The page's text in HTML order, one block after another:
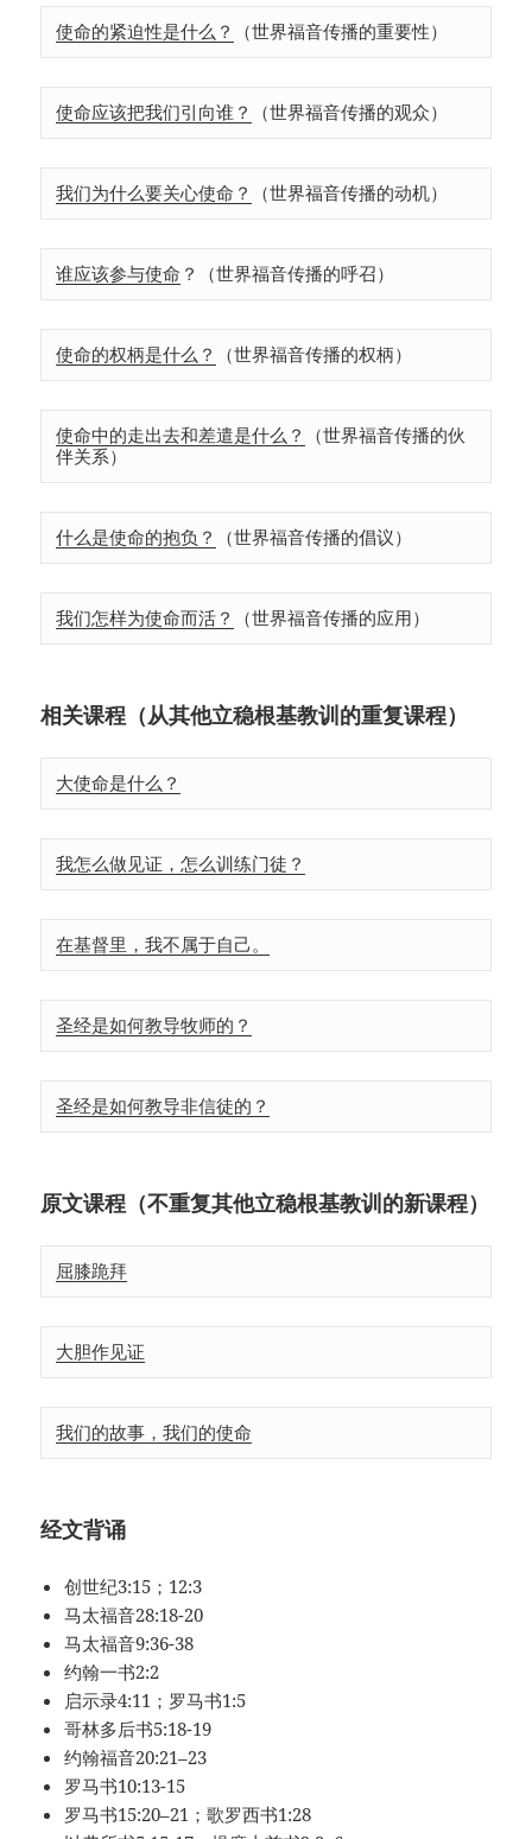
使命的紧迫性是什么？ （世界福音传播的重要性）
使命应该把我们引向谁？ （世界福音传播的观众）
我们为什么要关心使命？ （世界福音传播的动机）
谁应该参与使命 ？（世界福音传播的呼召）
使命的权柄是什么？ （世界福音传播的权柄）
使命中的走出去和差遣是什么？
（世界福音传播的伙
伴关系）
什么是使命的抱负？ （世界福音传播的倡议）
我们怎样为使命而活？ （世界福音传播的应用）
相关课程（从其他立稳根基教训的重复课程）
大使命是什么？
我怎么做见证，怎么训练门徒？
在基督里，我不属于自己。
圣经是如何教导牧师的？
圣经是如何教导非信徒的？
原文课程（不重复其他立稳根基教训的新课程）
屈膝跪拜
大胆作见证
我们的故事，我们的使命
经文背诵
创世纪3:15；12:3
马太福音28:18-20
马太福音9:36-38
约翰一书2:2
启示录4:11；罗马书1:5
哥林多后书5:18-19
约翰福音20:21–23
罗马书10:13-15
罗马书15:20–21；歌罗西书1:28